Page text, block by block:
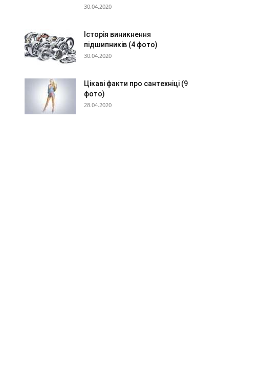
30.04.2020
Історія виникнення
підшипників (4 фото)
30.04.2020
Цікаві факти про сантехніці (9
фото)
28.04.2020